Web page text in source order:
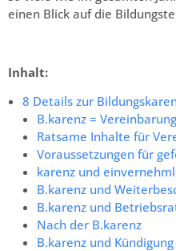
einen Blick auf die
Inhalt:
8 Details zur
B.karenz =
Ratsame Inhalte für
Voraussetzungen für
karenz und
B.karenz und
B.karenz und
Nach der B.karenz
B.karenz und Kündigung